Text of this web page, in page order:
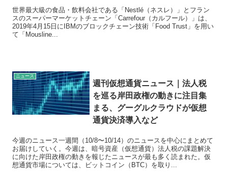
世界最大級の食品・飲料会社である「Nestlé（ネスレ）」とフラン
スのスーパーマーケットチェーン「Carrefour（カルフール）」は、
2019年4月15日にIBMのブロックチェーン技術「Food Trust」を用い
て「Mousline...
ニュース
週刊仮想通貨ニュース｜法人税
を巡る岸田政権の動きに注目集
まる、グーグルクラウドが仮想
通貨決済導入など
今週のニュース一週間（10/8〜10/14）のニュースを中心にまとめて
お届けしていく。今週は、暗号資産（仮想通貨）法人税の課題解決
に向けた岸田政権の動きを報じたニュースが最も多く読まれた。仮
想通貨市場については、ビットコイン（BTC）を取り...